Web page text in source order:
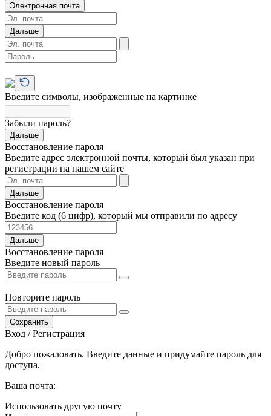
Электронная почта
Дальше
Введите символы, изображенные на картинке
Забыли пароль?
Дальше
Восстановление пароля
Введите адрес электронной почты, который был указан при
регистрации на нашем сайте
Дальше
Восстановление пароля
Введите код (6 цифр), который мы отправили по адресу
Дальше
Восстановление пароля
Введите новый пароль
Повторите пароль
Сохранить
Вход / Регистрация
Добро пожаловать. Введите данные и придумайте пароль для
доступа.
Ваша почта:
Использовать другую почту